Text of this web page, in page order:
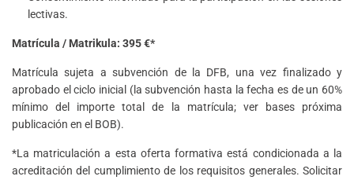
lectivas.
Matrícula / Matrikula: 395 €*
Matrícula sujeta a subvención de la DFB, una vez finalizado y
aprobado el ciclo inicial (la subvención hasta la fecha es de un 60%
mínimo del importe total de la matrícula; ver bases próxima
publicación en el BOB).
*La matriculación a esta oferta formativa está condicionada a la
acreditación del cumplimiento de los requisitos generales. Solicitar